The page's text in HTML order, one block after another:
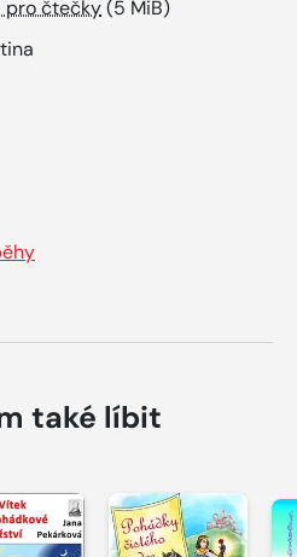
pro čtečky(5 MiB)
také líbit